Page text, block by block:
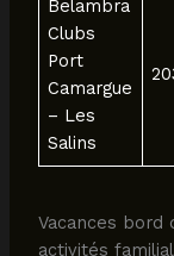
Belambra
Clubs
Port
Camargue
– Les
Salins
Vacances bord
activités